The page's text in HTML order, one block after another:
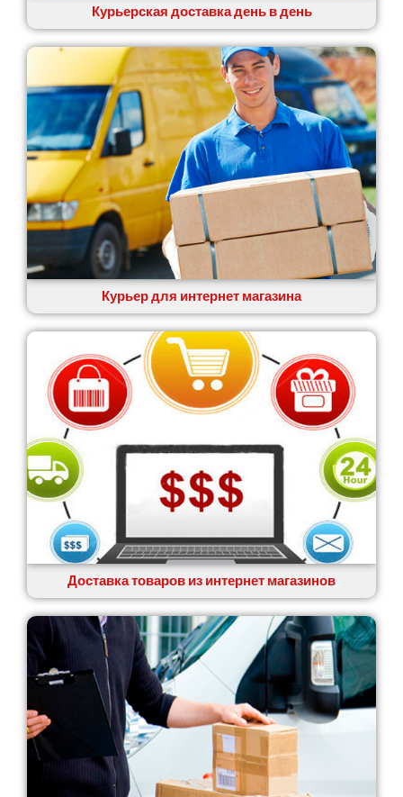
Курьерская доставка день в день
Курьер для интернет магазина
Доставка товаров из интернет магазинов